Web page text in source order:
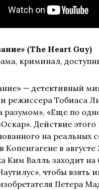
(The Heart Guy)
криминал,
— детективный
режиссера Тобиаса
разумом», «Еще по
Действие этого
на реальных
Копенгагене в августе
Ким Валль заходит на
чтобы взять
Петера